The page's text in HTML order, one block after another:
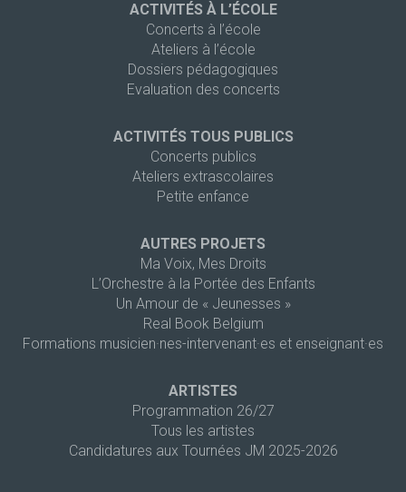
ACTIVITÉS À L’ÉCOLE
Concerts à l’école
Ateliers à l’école
Dossiers pédagogiques
Evaluation des concerts
ACTIVITÉS TOUS PUBLICS
Concerts publics
Ateliers extrascolaires
Petite enfance
AUTRES PROJETS
Ma Voix, Mes Droits
L’Orchestre à la Portée des Enfants
Un Amour de « Jeunesses »
Real Book Belgium
Formations musicien·nes-intervenant·es et enseignant·es
ARTISTES
Programmation 26/27
Tous les artistes
Candidatures aux Tournées JM 2025-2026